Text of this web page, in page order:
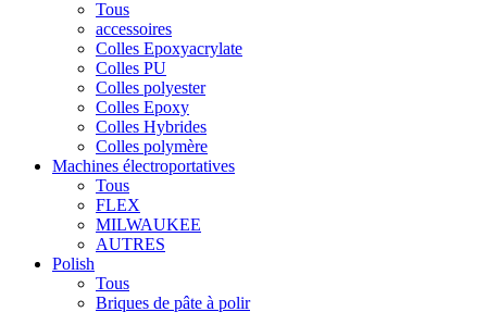
Tous
accessoires
Colles Epoxyacrylate
Colles PU
Colles polyester
Colles Epoxy
Colles Hybrides
Colles polymère
Machines électroportatives
Tous
FLEX
MILWAUKEE
AUTRES
Polish
Tous
Briques de pâte à polir